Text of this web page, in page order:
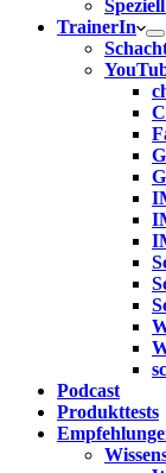
TrainerIn
Podcast
Produkttests